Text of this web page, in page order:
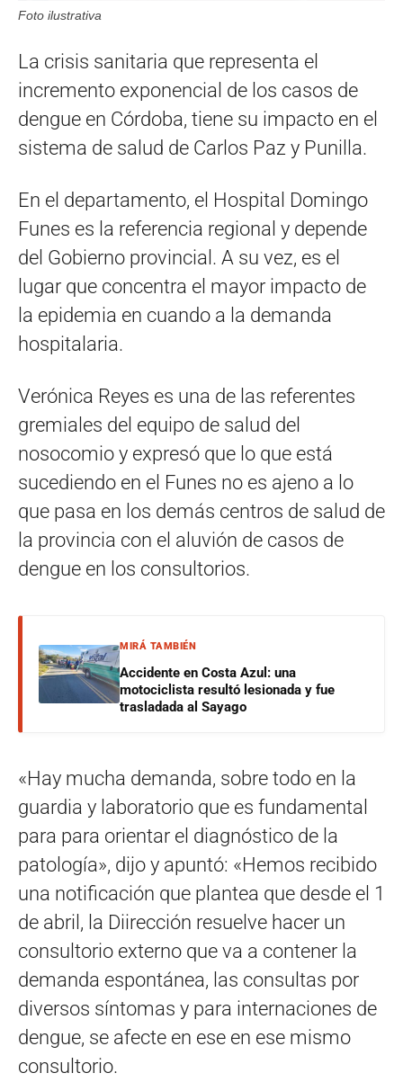
Foto ilustrativa
La crisis sanitaria que representa el
incremento exponencial de los casos de
dengue en Córdoba, tiene su impacto en el
sistema de salud de Carlos Paz y Punilla.
En el departamento, el Hospital Domingo
Funes es la referencia regional y depende
del Gobierno provincial. A su vez, es el
lugar que concentra el mayor impacto de
la epidemia en cuando a la demanda
hospitalaria.
Verónica Reyes es una de las referentes
gremiales del equipo de salud del
nosocomio y expresó que lo que está
sucediendo en el Funes no es ajeno a lo
que pasa en los demás centros de salud de
la provincia con el aluvión de casos de
dengue en los consultorios.
MIRÁ TAMBIÉN
Accidente en Costa Azul: una
motociclista resultó lesionada y fue
trasladada al Sayago
«Hay mucha demanda, sobre todo en la
guardia y laboratorio que es fundamental
para para orientar el diagnóstico de la
patología», dijo y apuntó: «Hemos recibido
una notificación que plantea que desde el 1
de abril, la Diirección resuelve hacer un
consultorio externo que va a contener la
demanda espontánea, las consultas por
diversos síntomas y para internaciones de
dengue, se afecte en ese en ese mismo
consultorio.